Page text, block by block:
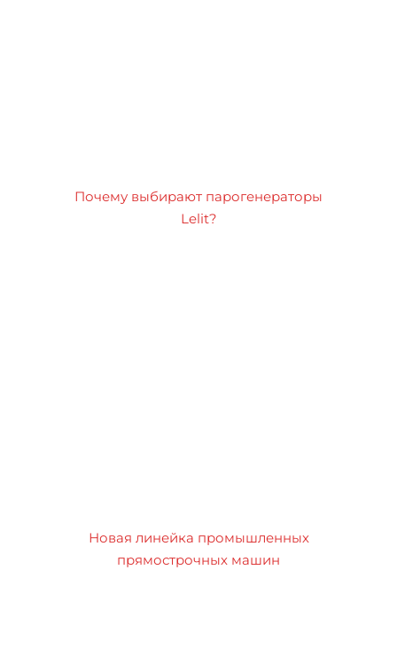
Почему выбирают парогенераторы
Lelit?
Новая линейка промышленных
прямострочных машин